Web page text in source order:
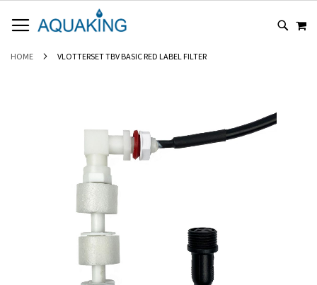
NAAR
DE
HOME VLOTTERSET TBV BASIC RED LABEL FILTER